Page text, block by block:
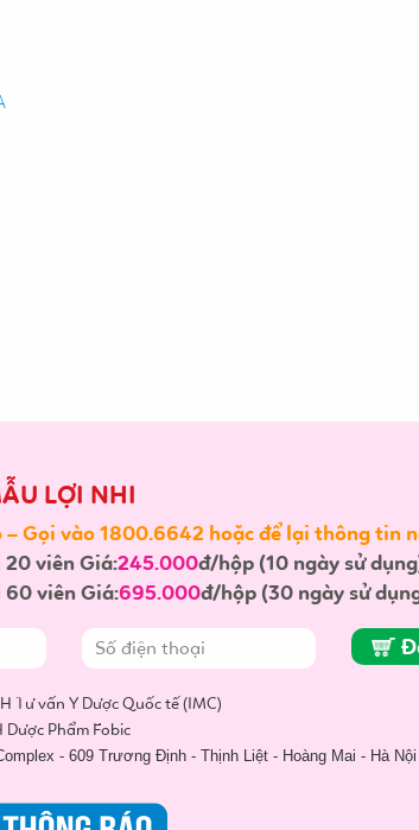
LỢI NHI
– Gọi vào 1800.6642 hoặc để lại thông tin
viên Giá:245.000đ/hộp (10 ngày sử
60 viên Giá:695.000đ/hộp (30 ngày sử
Tư vấn Y Dược Quốc tế (IMC)
Phẩm Fobic
- 609 Trương Định - Thịnh Liệt - Hoàng Mai - Hà Nội